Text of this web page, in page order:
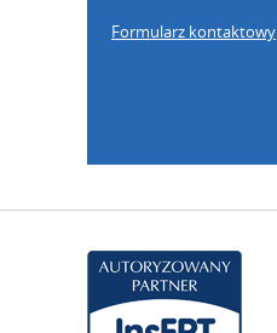
Formularz kontaktowy